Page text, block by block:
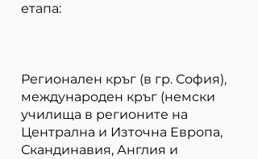
етапа:
Регионален кръг (в гр. София),
международен кръг (немски
училища в регионите на
Централна и Източна Европа,
Скандинавия, Англия и